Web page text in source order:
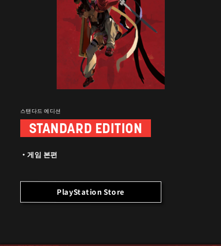
스탠다드 에디션
STANDARD EDITION
게임 본편
PlayStation Store